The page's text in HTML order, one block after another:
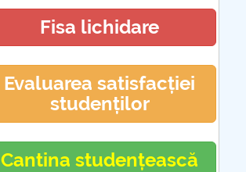
Fisa lichidare
Evaluarea satisfacției
studenților
Cantina studențească